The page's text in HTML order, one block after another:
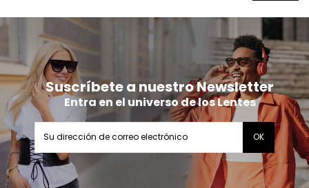
Suscríbete a nuestro Newsletter
Entra en el universo de los Lentes